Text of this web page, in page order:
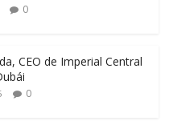
0
CEO de Imperial Central
0